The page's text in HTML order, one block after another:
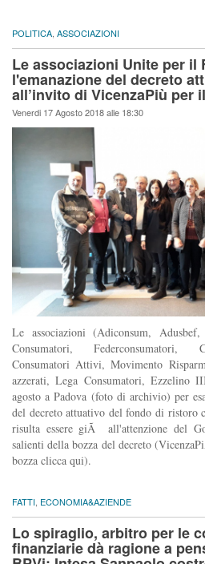
POLITICA ASSOCIAZIONI
Le associazioni Unite per il
l'emanazione del decreto
all’invito di VicenzaPiù per
Venerdi 17 Agosto 2018 alle 18:30
Le associazioni (Adiconsum,
Consumatori, Federconsumatori,
Consumatori Attivi, Movimento
azzerati, Lega Consumatori, Ezzelino
agosto a Padova (foto di archivio) per
del decreto attuativo del fondo di ristoro
risulta essere giÃ all'attenzione del
salienti della bozza del decreto
bozza clicca qui).
FATTI ECONOMIA&AZIENDE
Lo spiraglio, arbitro per le
finanziarie dà ragione a